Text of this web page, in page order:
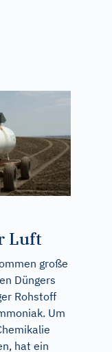
Luft
große
Düngers
Rohstoff
Um
hat ein